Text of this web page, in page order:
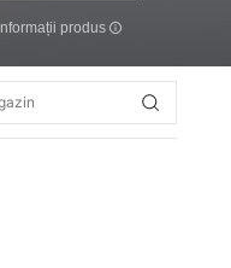
Informații produs